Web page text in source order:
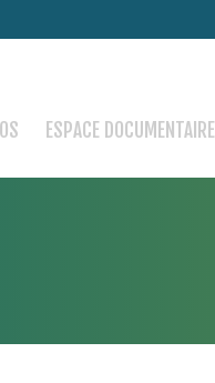
ESPACE DOCUMENTAIRE